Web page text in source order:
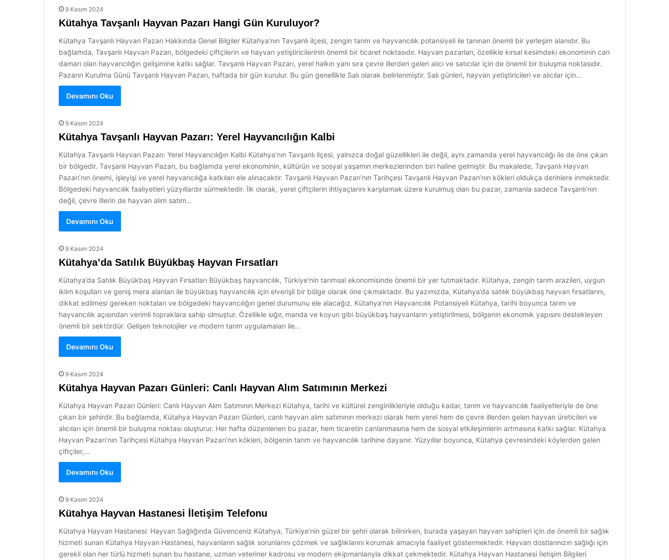
9 Kasım 2024
Kütahya Tavşanlı Hayvan Pazarı Hangi Gün Kuruluyor?
Kütahya Tavşanlı Hayvan Pazarı Hakkında Genel Bilgiler Kütahya’nın Tavşanlı ilçesi, zengin tarım ve hayvancılık potansiyeli ile tanınan önemli bir yerleşim alanıdır. Bu
bağlamda, Tavşanlı Hayvan Pazarı, bölgedeki çiftçilerin ve hayvan yetiştiricilerinin önemli bir ticaret noktasıdır. Hayvan pazarları, özellikle kırsal kesimdeki ekonominin can
damarı olan hayvancılığın gelişimine katkı sağlar. Tavşanlı Hayvan Pazarı, yerel halkın yanı sıra çevre illerden gelen alıcı ve satıcılar için de önemli bir buluşma noktasıdır.
Pazarın Kurulma Günü Tavşanlı Hayvan Pazarı, haftada bir gün kurulur. Bu gün genellikle Salı olarak belirlenmiştir. Salı günleri, hayvan yetiştiricileri ve alıcılar için…
Devamını Oku
9 Kasım 2024
Kütahya Tavşanlı Hayvan Pazarı: Yerel Hayvancılığın Kalbi
Kütahya Tavşanlı Hayvan Pazarı: Yerel Hayvancılığın Kalbi Kütahya’nın Tavşanlı ilçesi, yalnızca doğal güzellikleri ile değil, aynı zamanda yerel hayvancılığı ile de öne çıkan
bir bölgedir. Tavşanlı Hayvan Pazarı, bu bağlamda yerel ekonominin, kültürün ve sosyal yaşamın merkezlerinden biri haline gelmiştir. Bu makalede, Tavşanlı Hayvan
Pazarı’nın önemi, işleyişi ve yerel hayvancılığa katkıları ele alınacaktır. Tavşanlı Hayvan Pazarı’nın Tarihçesi Tavşanlı Hayvan Pazarı’nın kökleri oldukça derinlere inmektedir.
Bölgedeki hayvancılık faaliyetleri yüzyıllardır sürmektedir. İlk olarak, yerel çiftçilerin ihtiyaçlarını karşılamak üzere kurulmuş olan bu pazar, zamanla sadece Tavşanlı’nın
değil, çevre illerin de hayvan alım satım…
Devamını Oku
9 Kasım 2024
Kütahya’da Satılık Büyükbaş Hayvan Fırsatları
Kütahya’da Satılık Büyükbaş Hayvan Fırsatları Büyükbaş hayvancılık, Türkiye’nin tarımsal ekonomisinde önemli bir yer tutmaktadır. Kütahya, zengin tarım arazileri, uygun
iklim koşulları ve geniş mera alanları ile büyükbaş hayvancılık için elverişli bir bölge olarak öne çıkmaktadır. Bu yazımızda, Kütahya’da satılık büyükbaş hayvan fırsatlarını,
dikkat edilmesi gereken noktaları ve bölgedeki hayvancılığın genel durumunu ele alacağız. Kütahya’nın Hayvancılık Potansiyeli Kütahya, tarihi boyunca tarım ve
hayvancılık açısından verimli topraklara sahip olmuştur. Özellikle sığır, manda ve koyun gibi büyükbaş hayvanların yetiştirilmesi, bölgenin ekonomik yapısını destekleyen
önemli bir sektördür. Gelişen teknolojiler ve modern tarım uygulamaları ile…
Devamını Oku
9 Kasım 2024
Kütahya Hayvan Pazarı Günleri: Canlı Hayvan Alım Satımının Merkezi
Kütahya Hayvan Pazarı Günleri: Canlı Hayvan Alım Satımının Merkezi Kütahya, tarihi ve kültürel zenginlikleriyle olduğu kadar, tarım ve hayvancılık faaliyetleriyle de öne
çıkan bir şehirdir. Bu bağlamda, Kütahya Hayvan Pazarı Günleri, canlı hayvan alım satımının merkezi olarak hem yerel hem de çevre illerden gelen hayvan üreticileri ve
alıcıları için önemli bir buluşma noktası oluşturur. Her hafta düzenlenen bu pazar, hem ticaretin canlanmasına hem de sosyal etkileşimlerin artmasına katkı sağlar. Kütahya
Hayvan Pazarı’nın Tarihçesi Kütahya Hayvan Pazarı’nın kökleri, bölgenin tarım ve hayvancılık tarihine dayanır. Yüzyıllar boyunca, Kütahya çevresindeki köylerden gelen
çiftçiler,…
Devamını Oku
9 Kasım 2024
Kütahya Hayvan Hastanesi İletişim Telefonu
Kütahya Hayvan Hastanesi: Hayvan Sağlığında Güvenceniz Kütahya, Türkiye’nin güzel bir şehri olarak bilinirken, burada yaşayan hayvan sahipleri için de önemli bir sağlık
hizmeti sunan Kütahya Hayvan Hastanesi, hayvanların sağlık sorunlarını çözmek ve sağlıklarını korumak amacıyla faaliyet göstermektedir. Hayvan dostlarınızın sağlığı için
gerekli olan her türlü hizmeti sunan bu hastane, uzman veteriner kadrosu ve modern ekipmanlarıyla dikkat çekmektedir. Kütahya Hayvan Hastanesi İletişim Bilgileri